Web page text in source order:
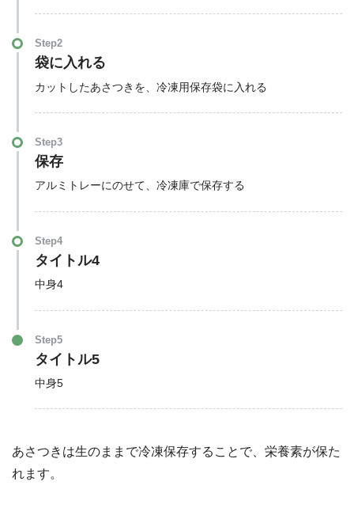
Step2
袋に入れる
カットしたあさつきを、冷凍用保存袋に入れる
Step3
保存
アルミトレーにのせて、冷凍庫で保存する
Step4
タイトル4
中身4
Step5
タイトル5
中身5
あさつきは生のままで冷凍保存することで、栄養素が保た
れます。